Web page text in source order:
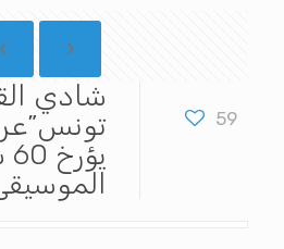
59
شادي